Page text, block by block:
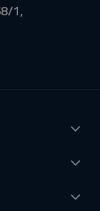
1,